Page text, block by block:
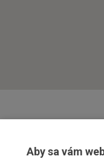
Aby sa vám